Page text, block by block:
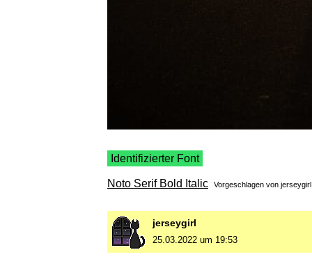
Identifizierter Font
Noto Serif Bold Italic Vorgeschlagen von jerseygirl
jerseygirl
25.03.2022 um 19:53